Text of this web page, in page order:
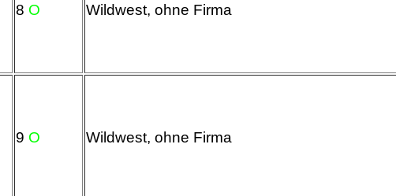
8 O Wildwest, ohne Firma
9 O Wildwest, ohne Firma